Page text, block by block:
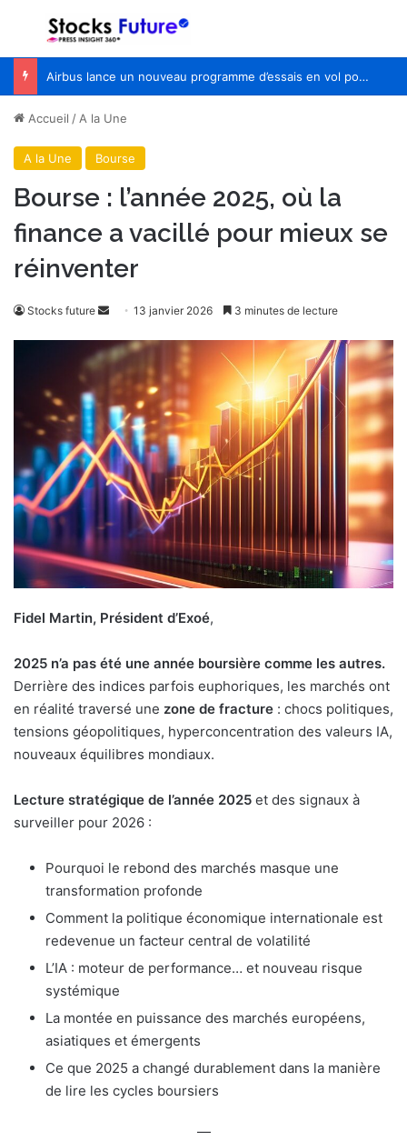
Menu
Airbus lance un nouveau programme d’essais en vol pour Wing of Tomorrow
Accueil /A la Une
A la Une Bourse
Bourse : l’année 2025, où la
finance a vacillé pour mieux se
réinventer
Stocks future
Envoyer
courriel
13 janvier 2026 3 minutes de lecture
Fidel Martin, Président d’Exoé,
2025 n’a pas été une année boursière comme les autres.
Derrière des indices parfois euphoriques, les marchés ont
en réalité traversé une zone de fracture : chocs politiques,
tensions géopolitiques, hyperconcentration des valeurs IA,
nouveaux équilibres mondiaux.
Lecture stratégique de l’année 2025 et des signaux à
surveiller pour 2026 :
Pourquoi le rebond des marchés masque une
transformation profonde
Comment la politique économique internationale est
redevenue un facteur central de volatilité
L’IA : moteur de performance… et nouveau risque
systémique
La montée en puissance des marchés européens,
asiatiques et émergents
Ce que 2025 a changé durablement dans la manière
de lire les cycles boursiers
—